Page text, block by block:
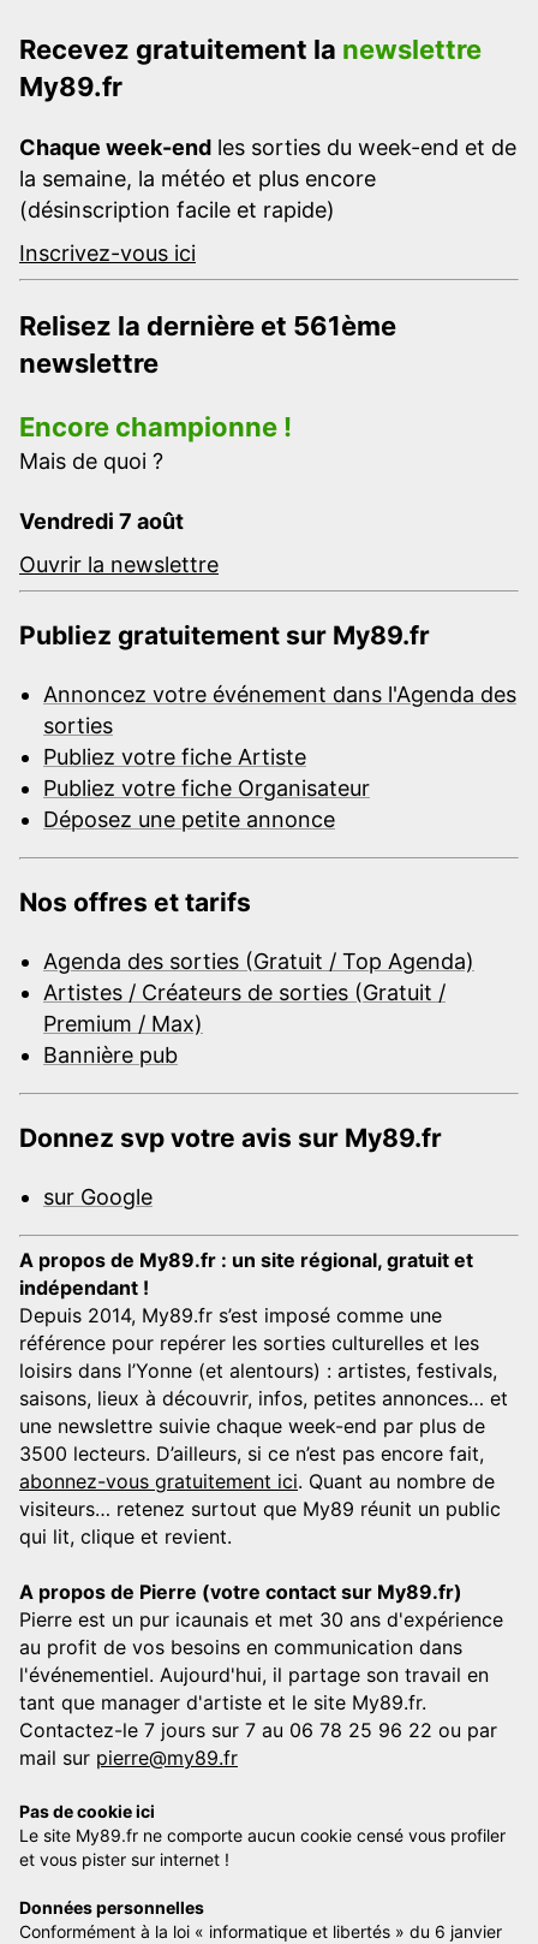
Recevez gratuitement la newslettre
My89.fr
Chaque week-end les sorties du week-end et de
la semaine, la météo et plus encore
(désinscription facile et rapide)
Inscrivez-vous ici
Relisez la dernière et 561ème
newslettre
Encore championne !
Mais de quoi ?
Vendredi 7 août
Ouvrir la newslettre
Publiez gratuitement sur My89.fr
Annoncez votre événement dans l'Agenda des
sorties
Publiez votre fiche Artiste
Publiez votre fiche Organisateur
Déposez une petite annonce
Nos offres et tarifs
Agenda des sorties (Gratuit / Top Agenda)
Artistes / Créateurs de sorties (Gratuit /
Premium / Max)
Bannière pub
Donnez svp votre avis sur My89.fr
sur Google
A propos de My89.fr : un site régional, gratuit et
indépendant !
Depuis 2014, My89.fr s’est imposé comme une
référence pour repérer les sorties culturelles et les
loisirs dans l’Yonne (et alentours) : artistes, festivals,
saisons, lieux à découvrir, infos, petites annonces… et
une newslettre suivie chaque week-end par plus de
3500 lecteurs. D’ailleurs, si ce n’est pas encore fait,
abonnez-vous gratuitement ici. Quant au nombre de
visiteurs… retenez surtout que My89 réunit un public
qui lit, clique et revient.
A propos de Pierre (votre contact sur My89.fr)
Pierre est un pur icaunais et met 30 ans d'expérience
au profit de vos besoins en communication dans
l'événementiel. Aujourd'hui, il partage son travail en
tant que manager d'artiste et le site My89.fr.
Contactez-le 7 jours sur 7 au 06 78 25 96 22 ou par
mail sur pierre@my89.fr
Pas de cookie ici
Le site My89.fr ne comporte aucun cookie censé vous profiler
et vous pister sur internet !
Données personnelles
Conformément à la loi « informatique et libertés » du 6 janvier